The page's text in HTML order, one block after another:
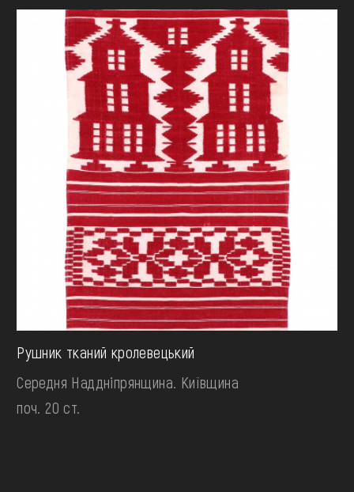
Рушник тканий кролевецький
Середня Наддніпрянщина. Київщина
поч. 20 ст.